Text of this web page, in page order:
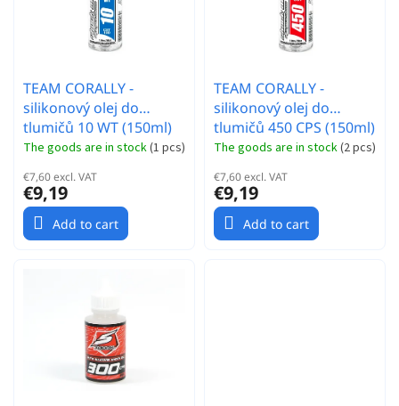
TEAM CORALLY -
silikonový olej do
tlumičů 10 WT (150ml)
The goods are in stock(1 pcs)
€7,60 excl. VAT
€9,19
Add to cart
TEAM CORALLY -
silikonový olej do
tlumičů 450 CPS (150ml)
The goods are in stock(2 pcs)
€7,60 excl. VAT
€9,19
Add to cart